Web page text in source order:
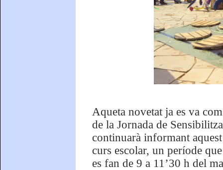
Aqueta novetat ja es va
de la Jornada de
continuarà informant
curs escolar, un període
es fan de 9 a 11’30 h del